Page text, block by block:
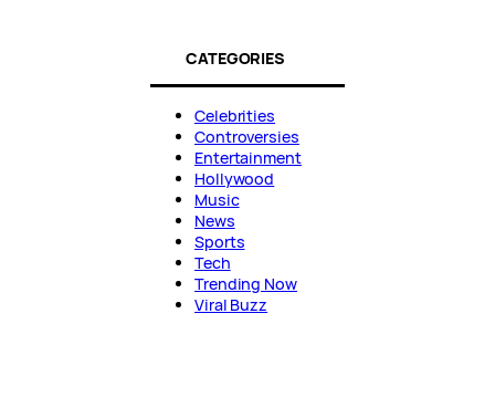
CATEGORIES
Celebrities
Controversies
Entertainment
Hollywood
Music
News
Sports
Tech
Trending Now
Viral Buzz